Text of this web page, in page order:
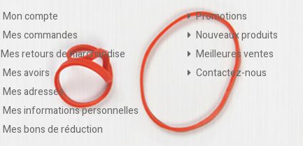
Mon compte
Mes commandes
Mes retours de marchandise
Mes avoirs
Mes adresses
Mes informations personnelles
Mes bons de réduction
Promotions
Nouveaux produits
Meilleures ventes
Contactez-nous